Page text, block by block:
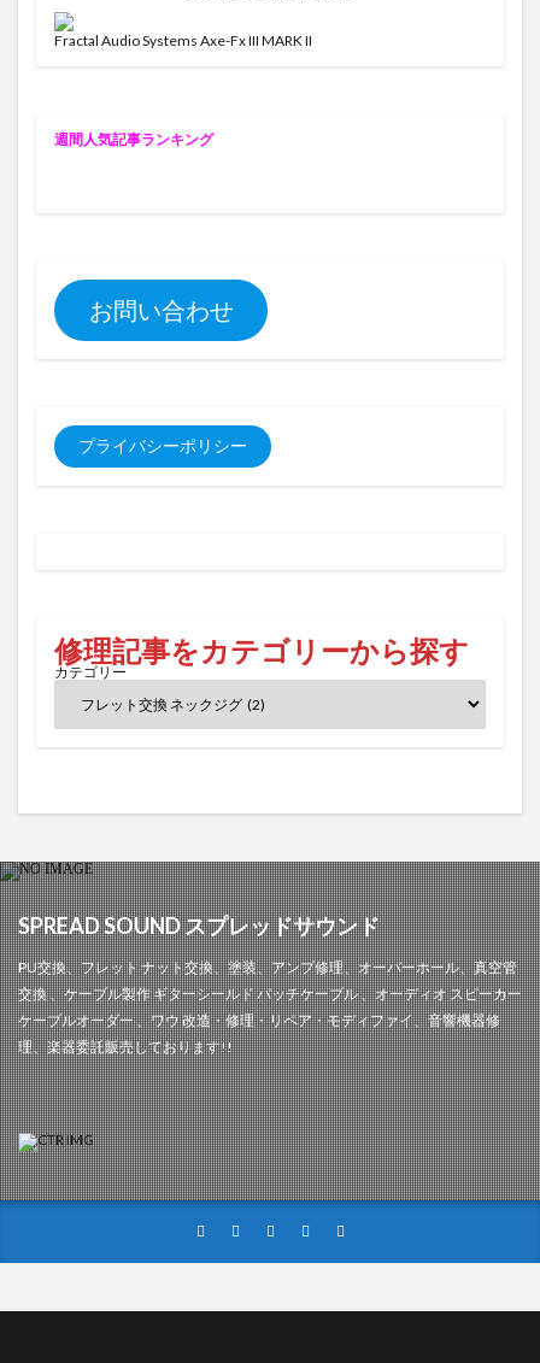
Fractal Audio Systems Axe-Fx III MARK II
週 間人気記事ランキング
お問い合わせ
プライバシーポリシー
修理記事をカテゴリーから探す
カテゴリー
SPREAD SOUND スプレッドサウンド
PU交換、フレット ナット交換、塗装、アンプ修理、オーバーホール、真空管
交換 、ケーブル製作 ギターシールド パッチケーブル 、オーディオ スピーカー
ケーブルオーダー 、ワウ 改造・修理・リペア・モディファイ、音響機器修
理、楽器委託販売しております!!